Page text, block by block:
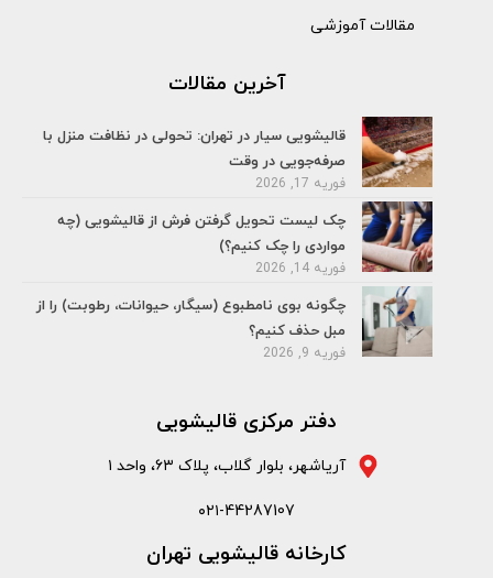
مقالات آموزشی
آخرین مقالات
قالیشویی سیار در تهران: تحولی در نظافت منزل با
صرفه‌جویی در وقت
فوریه 17, 2026
چک لیست تحویل گرفتن فرش از قالیشویی (چه
مواردی را چک کنیم؟)
فوریه 14, 2026
چگونه بوی نامطبوع (سیگار، حیوانات، رطوبت) را از
مبل حذف کنیم؟
فوریه 9, 2026
دفتر مرکزی قالیشویی
آریاشهر، بلوار گلاب، پلاک ۶۳، واحد ۱
۰۲۱-44287107
کارخانه قالیشویی تهران